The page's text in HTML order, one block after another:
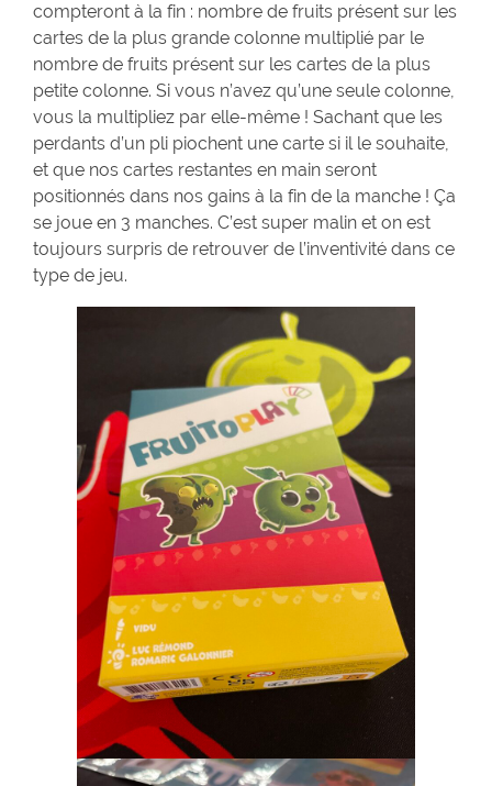
compteront à la fin : nombre de fruits présent sur les
cartes de la plus grande colonne multiplié par le
nombre de fruits présent sur les cartes de la plus
petite colonne. Si vous n’avez qu’une seule colonne,
vous la multipliez par elle-même ! Sachant que les
perdants d’un pli piochent une carte si il le souhaite,
et que nos cartes restantes en main seront
positionnés dans nos gains à la fin de la manche ! Ça
se joue en 3 manches. C’est super malin et on est
toujours surpris de retrouver de l’inventivité dans ce
type de jeu.